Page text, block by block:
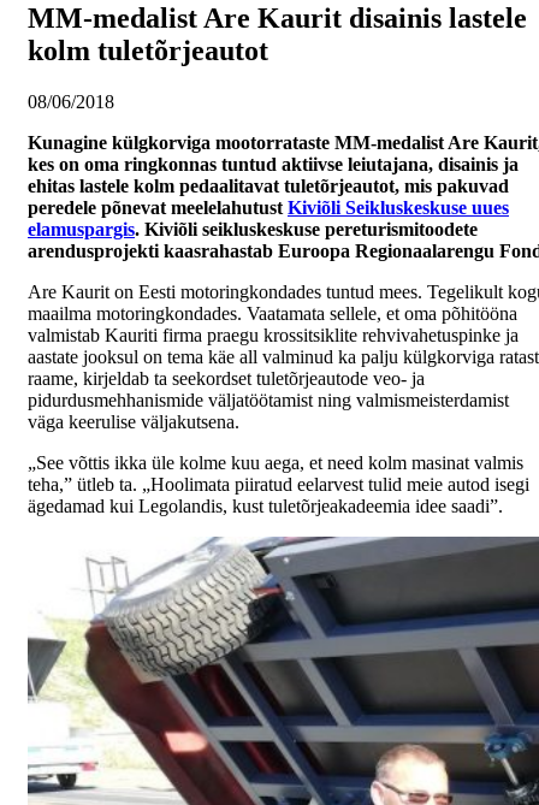
MM-medalist Are Kaurit disainis lastele
kolm tuletõrjeautot
08/06/2018
Kunagine külgkorviga mootorrataste MM-medalist Are
kes on oma ringkonnas tuntud aktiivse leiutajana, disainis ja
ehitas lastele kolm pedaalitavat tuletõrjeautot, mis pakuvad
peredele põnevat meelelahutust Kiviõli Seikluskeskuse uues
elamuspargis. Kiviõli seikluskeskuse pereturismitoodete
arendusprojekti kaasrahastab Euroopa Regionaalarengu
Are Kaurit on Eesti motoringkondades tuntud mees. Tegelikult
maailma motoringkondades. Vaatamata sellele, et oma põhitööna
valmistab Kauriti firma praegu krossitsiklite rehvivahetuspinke ja
aastate jooksul on tema käe all valminud ka palju külgkorviga
raame, kirjeldab ta seekordset tuletõrjeautode veo- ja
pidurdusmehhanismide väljatöötamist ning valmismeisterdamist
väga keerulise väljakutsena.
„See võttis ikka üle kolme kuu aega, et need kolm masinat valmis
teha,” ütleb ta. „Hoolimata piiratud eelarvest tulid meie autod isegi
ägedamad kui Legolandis, kust tuletõrjeakadeemia idee saadi”.